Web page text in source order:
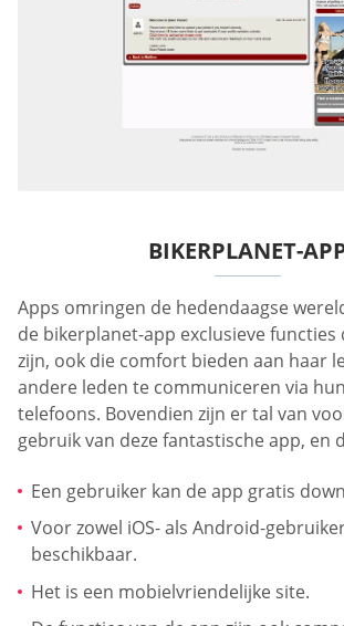
BIKERPLANET-
Apps omringen de hedendaagse
de bikerplanet-app exclusieve functies
zijn, ook die comfort bieden aan haar
andere leden te communiceren via
telefoons. Bovendien zijn er tal van
gebruik van deze fantastische app, en
Een gebruiker kan de app gratis
Voor zowel iOS- als Android-
beschikbaar.
Het is een mobielvriendelijke site.